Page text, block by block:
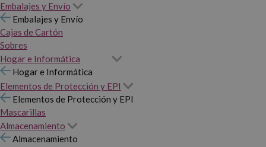
Embalajes y Envío
Embalajes y Envío
Cajas de Cartón
Sobres
Hogar e Informática
Hogar e Informática
Elementos de Protección y EPI
Elementos de Protección y EPI
Mascarillas
Almacenamiento
Almacenamiento